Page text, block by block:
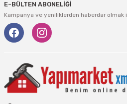
E-BÜLTEN ABONELİĞİ
Kampanya ve yeniliklerden haberdar